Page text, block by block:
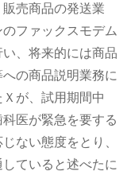
売商品の発送業
ファックスモデム
、将来的には商品
の商品説明業務に
が、試用期間中
医が緊急を要する
ない態度をとり、
ていると述べたに